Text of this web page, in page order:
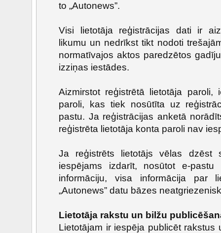
to „Autonews”.
Visi lietotāja reģistrācijas dati ir
likumu un nedrīkst tikt nodoti
normatīvajos aktos paredzētos
izziņas iestādes.
Aizmirstot reģistrētā lietotāja paroli,
paroli, kas tiek nosūtīta uz
pastu. Ja reģistrācijas anketā
reģistrēta lietotāja konta paroli nav
Ja reģistrēts lietotājs vēlas dzēst
iespējams izdarīt, nosūtot e-pastu
informāciju, visa informācija par
„Autonews” datu bāzes
Lietotāja rakstu un bilžu
Lietotājam ir iespēja publicēt rakstus